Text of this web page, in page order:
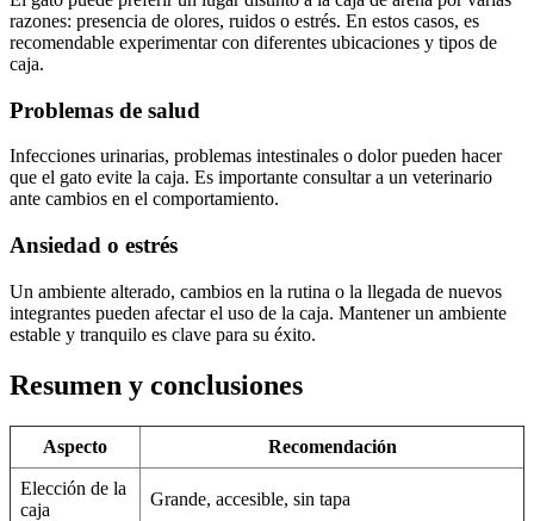
razones: presencia de olores, ruidos o estrés. En estos casos, es
recomendable experimentar con diferentes ubicaciones y tipos de
caja.
Problemas de salud
Infecciones urinarias, problemas intestinales o dolor pueden hacer
que el gato evite la caja. Es importante consultar a un veterinario
ante cambios en el comportamiento.
Ansiedad o estrés
Un ambiente alterado, cambios en la rutina o la llegada de nuevos
integrantes pueden afectar el uso de la caja. Mantener un ambiente
estable y tranquilo es clave para su éxito.
Resumen y conclusiones
Aspecto Recomendación
Elección de la
caja
Grande, accesible, sin tapa